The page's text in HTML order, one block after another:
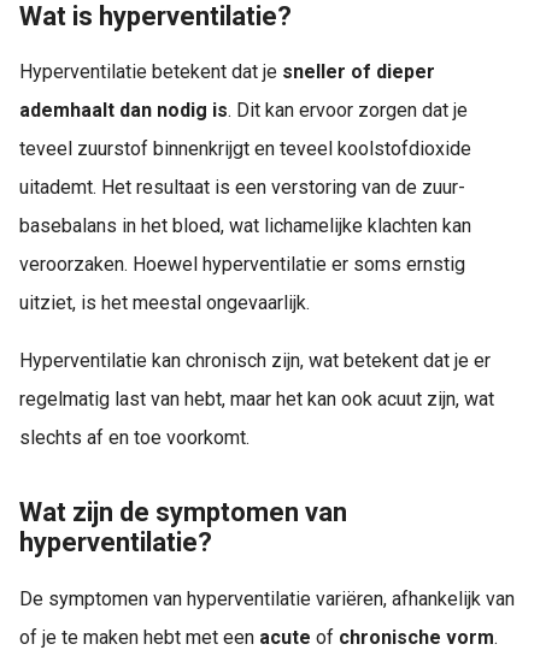
Wat is hyperventilatie?
Hyperventilatie betekent dat je sneller of dieper
ademhaalt dan nodig is. Dit kan ervoor zorgen dat je
teveel zuurstof binnenkrijgt en teveel koolstofdioxide
uitademt. Het resultaat is een verstoring van de zuur-
basebalans in het bloed, wat lichamelijke klachten kan
veroorzaken. Hoewel hyperventilatie er soms ernstig
uitziet, is het meestal ongevaarlijk.
Hyperventilatie kan chronisch zijn, wat betekent dat je er
regelmatig last van hebt, maar het kan ook acuut zijn, wat
slechts af en toe voorkomt.
Wat zijn de symptomen van
hyperventilatie?
De symptomen van hyperventilatie variëren, afhankelijk van
of je te maken hebt met een acute of chronische vorm.